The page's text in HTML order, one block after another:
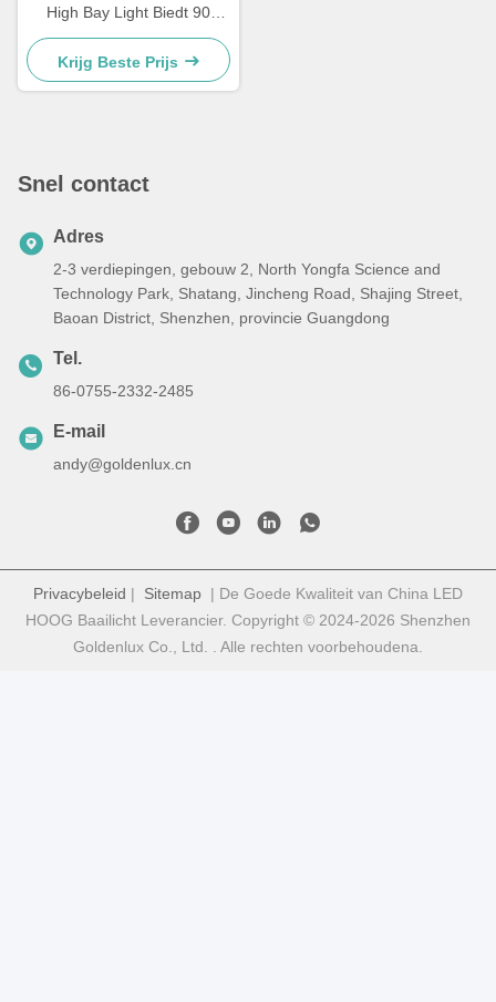
High Bay Light Biedt 90
graden of 120 graden
Beamangle Geschikt voor
magazijn gangpaden en
Krijg Beste Prijs
Snel contact
Adres
2-3 verdiepingen, gebouw 2, North Yongfa Science and
Technology Park, Shatang, Jincheng Road, Shajing Street,
Baoan District, Shenzhen, provincie Guangdong
Tel.
86-0755-2332-2485
E-mail
andy@goldenlux.cn
Privacybeleid | Sitemap | De Goede Kwaliteit van China LED
HOOG Baailicht Leverancier. Copyright © 2024-2026 Shenzhen
Goldenlux Co., Ltd. . Alle rechten voorbehoudena.